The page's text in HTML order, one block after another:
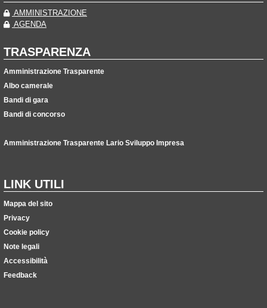
AMMINISTRAZIONE
AGENDA
TRASPARENZA
Amministrazione Trasparente
Albo camerale
Bandi di gara
Bandi di concorso
Amministrazione Trasparente Lario Sviluppo Impresa
LINK UTILI
Mappa del sito
Privacy
Cookie policy
Note legali
Accessibilità
Feedback